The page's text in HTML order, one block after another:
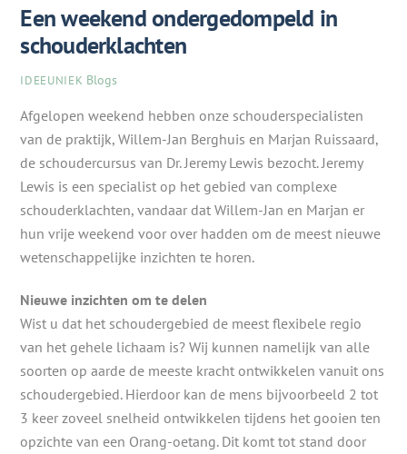
Een weekend ondergedompeld in
schouderklachten
IDEEUNIEK Blogs
Afgelopen weekend hebben onze schouderspecialisten
van de praktijk, Willem-Jan Berghuis en Marjan Ruissaard,
de schoudercursus van Dr. Jeremy Lewis bezocht. Jeremy
Lewis is een specialist op het gebied van complexe
schouderklachten, vandaar dat Willem-Jan en Marjan er
hun vrije weekend voor over hadden om de meest nieuwe
wetenschappelijke inzichten te horen.
Nieuwe inzichten om te delen
Wist u dat het schoudergebied de meest flexibele regio
van het gehele lichaam is? Wij kunnen namelijk van alle
soorten op aarde de meeste kracht ontwikkelen vanuit ons
schoudergebied. Hierdoor kan de mens bijvoorbeeld 2 tot
3 keer zoveel snelheid ontwikkelen tijdens het gooien ten
opzichte van een Orang-oetang. Dit komt tot stand door